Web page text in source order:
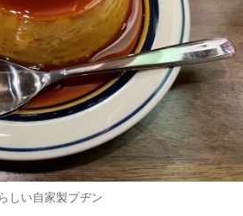
しい自家製プヂン